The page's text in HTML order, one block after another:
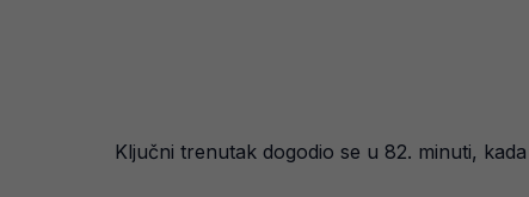
Ključni trenutak dogodio se u 82. minuti,